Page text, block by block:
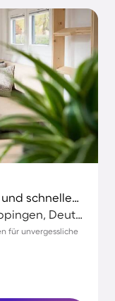
Ferienhaus mit Terrasse, Garten und schnellem Internet | Gartenblick
Geislingen an der Steige, Göppingen, Deutschland
für unvergessliche